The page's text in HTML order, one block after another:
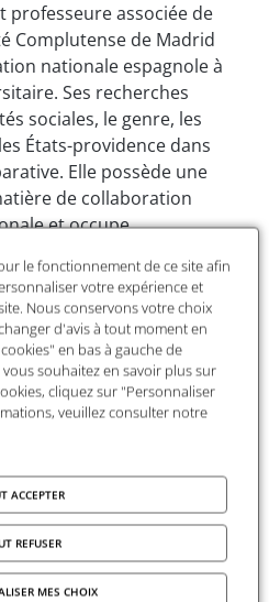
professeure associée de
Complutense de Madrid
nationale espagnole à
Ses recherches
sociales, le genre, les
États-providence dans
Elle possède une
de collaboration
et occupe
de la Fédération
Ses travaux combinent
et comparatives
sociale et la
des
le genre et «
désavantages entre les
en France (2005-2023)
le fonctionnement de ce site afin
votre expérience et
Nous conservons votre choix
d'avis à tout moment en
en bas à gauche de
souhaitez en savoir plus sur
cliquez sur "Personnaliser
veuillez consulter notre
ACCEPTER
REFUSER
MES CHOIX